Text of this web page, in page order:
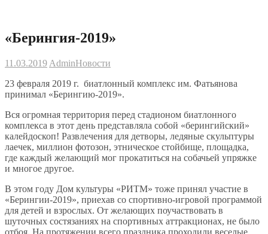
«Берингия-2019»
11.03.2019 AdminНовости
23 февраля 2019 г. биатлонный комплекс им. Фатьянова
принимал «Берингию-2019».
Вся огромная территория перед стадионом биатлонного
комплекса в этот день представляла собой «берингийский»
калейдоскоп! Развлечения для детворы, ледяные скульптуры
лаечек, миллион фотозон, этническое стойбище, площадка,
где каждый желающий мог прокатиться на собачьей упряжке
и многое другое.
В этом году Дом культуры «РИТМ» тоже принял участие в
«Берингии-2019», приехав со спортивно-игровой программой
для детей и взрослых. От желающих поучаствовать в
шуточных состязаниях на спортивных аттракционах, не было
отбоя. На протяжении всего праздника проходили веселые